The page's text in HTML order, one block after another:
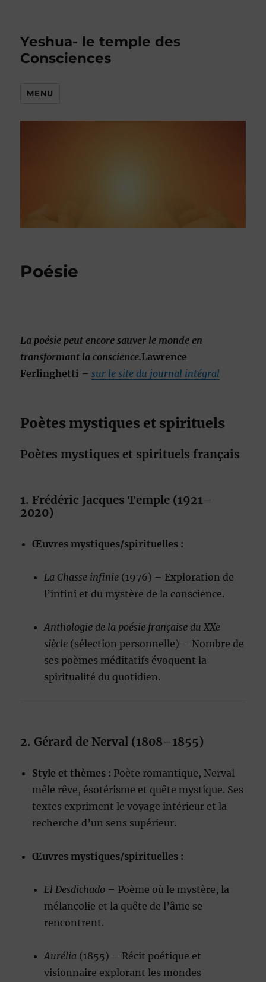
Yeshua- le temple des
Consciences
MENU
Poésie
La poésie peut encore sauver le monde en
transformant la conscience.Lawrence
Ferlinghetti –sur le site du journal intégral
Poètes mystiques et spirituels
Poètes mystiques et spirituels français
1. Frédéric Jacques Temple (1921–
2020)
Œuvres mystiques/spirituelles :
La Chasse infinie (1976) – Exploration de
l’infini et du mystère de la conscience.
Anthologie de la poésie française du XXe
siècle (sélection personnelle) – Nombre de
ses poèmes méditatifs évoquent la
spiritualité du quotidien.
2. Gérard de Nerval (1808–1855)
Style et thèmes : Poète romantique, Nerval
mêle rêve, ésotérisme et quête mystique. Ses
textes expriment le voyage intérieur et la
recherche d’un sens supérieur.
Œuvres mystiques/spirituelles :
El Desdichado – Poème où le mystère, la
mélancolie et la quête de l’âme se
rencontrent.
Aurélia (1855) – Récit poétique et
visionnaire explorant les mondes